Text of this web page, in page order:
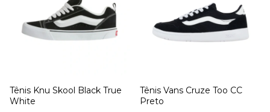
Tênis Knu Skool Black True
White
Tênis Vans Cruze Too CC
Preto